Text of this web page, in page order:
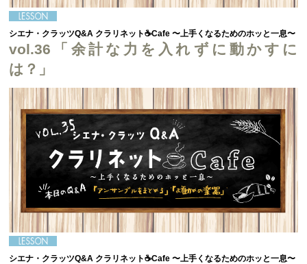
シエナ・クラッツQ&A クラリネット☕Cafe 〜上手くなるためのホッと一息〜
vol.36「余計な力を入れずに動かすに
は？」
シエナ・クラッツQ&A クラリネット☕Cafe 〜上手くなるためのホッと一息〜